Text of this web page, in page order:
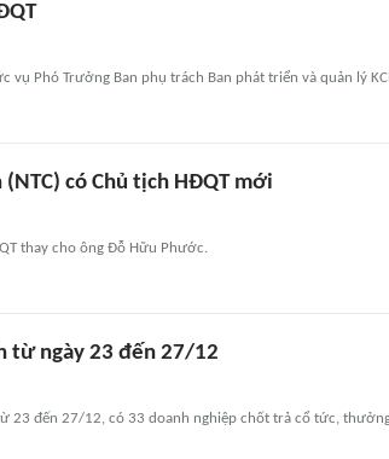
vụ Phó Trưởng Ban phụ trách Ban phát triển và quản lý
(NTC) có Chủ tịch HĐQT mới
thay cho ông Đỗ Hữu Phước.
từ ngày 23 đến 27/12
23 đến 27/12, có 33 doanh nghiệp chốt trả cổ tức,